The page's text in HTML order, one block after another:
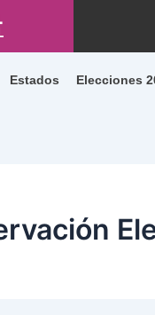
Estados Elecciones